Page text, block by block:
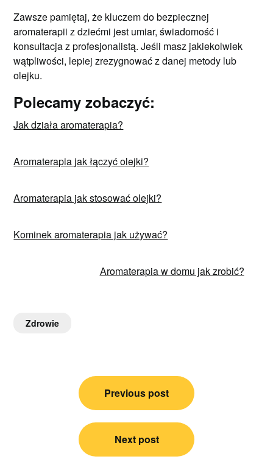
Zawsze pamiętaj, że kluczem do bezpiecznej
aromaterapii z dziećmi jest umiar, świadomość i
konsultacja z profesjonalistą. Jeśli masz jakiekolwiek
wątpliwości, lepiej zrezygnować z danej metody lub
olejku.
Polecamy zobaczyć:
Jak działa aromaterapia?
Aromaterapia jak łączyć olejki?
Aromaterapia jak stosować olejki?
Kominek aromaterapia jak używać?
Aromaterapia w domu jak zrobić?
Zdrowie
Nawigacja
Previous post
Next post